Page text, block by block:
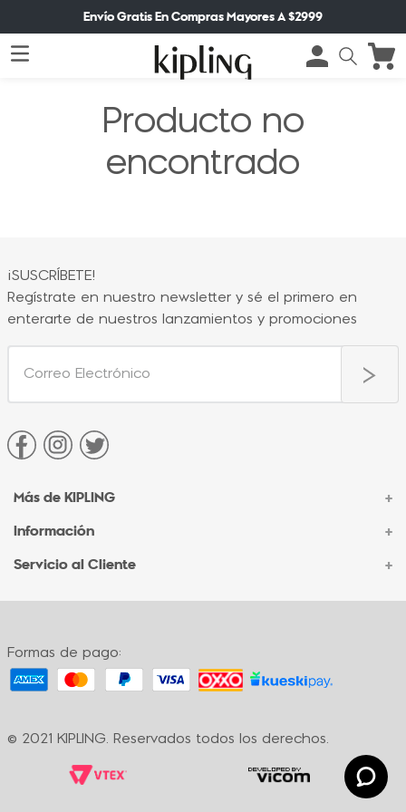
Envío Gratis En Compras Mayores A $2999
Producto no
encontrado
¡SUSCRÍBETE!
Regístrate en nuestro newsletter y sé el primero en
enterarte de nuestros lanzamientos y promociones
Más de KIPLING +
Acerca de Kipling
Sucursales
Información +
Contacto Corporativo
Formas de pago
Servicio al Cliente +
Contacto
Políticas de cambio
Términos y condiciones
Formas de pago:
© 2021 KIPLING. Reservados todos los derechos.